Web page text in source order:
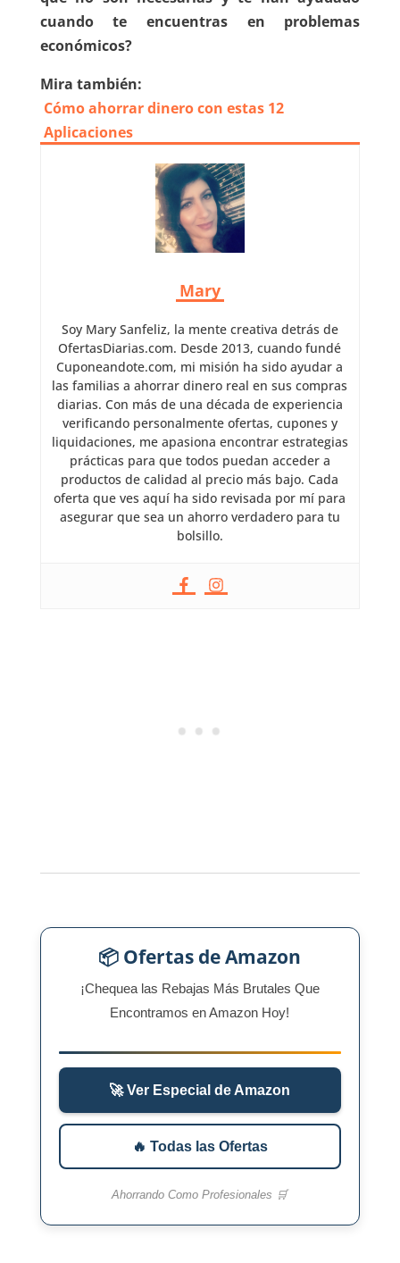
cuando te encuentras en problemas
económicos?
Mira también:
Cómo ahorrar dinero con estas 12
Aplicaciones
Mary
Soy Mary Sanfeliz, la mente creativa detrás de
OfertasDiarias.com. Desde 2013, cuando fundé
Cuponeandote.com, mi misión ha sido ayudar a
las familias a ahorrar dinero real en sus compras
diarias. Con más de una década de experiencia
verificando personalmente ofertas, cupones y
liquidaciones, me apasiona encontrar estrategias
prácticas para que todos puedan acceder a
productos de calidad al precio más bajo. Cada
oferta que ves aquí ha sido revisada por mí para
asegurar que sea un ahorro verdadero para tu
bolsillo.
📦 Ofertas de Amazon
¡Chequea las Rebajas Más Brutales Que
Encontramos en Amazon Hoy!
🚀 Ver Especial de Amazon
🔥 Todas las Ofertas
Ahorrando Como Profesionales 🛒